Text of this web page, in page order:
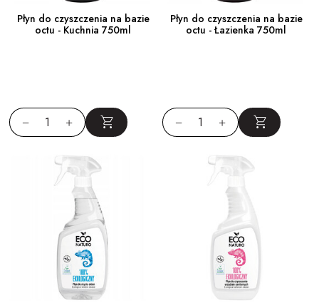
Płyn do czyszczenia na bazie
octu - Kuchnia 750ml
Płyn do czyszczenia na bazie
octu - Łazienka 750ml